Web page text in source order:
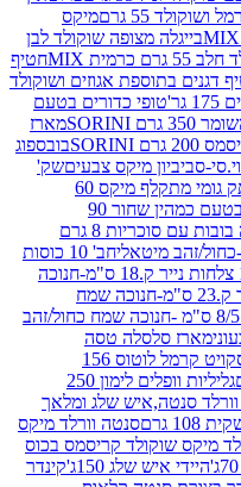
מיקס
מצופה שוקולד לבן
חטיף
אגוזים ושוקולד
כדורים בטעם
מארז
בובספוג
מיקס צבעיםשק'
ממתק גומי מתקלף מיקס 60
לייס בטעם כמהין שחור 90
צעצוע סנטה בובות עם סוכריות 8 גרם
חב' 10 כוסות
חב' 10 צלחות נייר ק.18 ס"מ-חנוכה
ק.23 ס"מ-חנוכה שמח
8/51/18 ס"מ -חנוכה שמח כחול/זהב
טסה
ביסקויט קרמל לוטוס 156
גליליות וופלים לימון 250
שלג ומלאך
סנטה וורלד מיקס
קריסמס בכוס
150ג'
קינדר